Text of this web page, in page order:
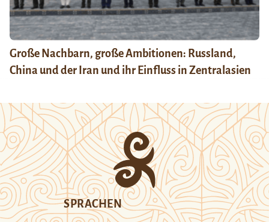
Große Nachbarn, große Ambitionen: Russland,
China und der Iran und ihr Einfluss in Zentralasien
SPRACHEN